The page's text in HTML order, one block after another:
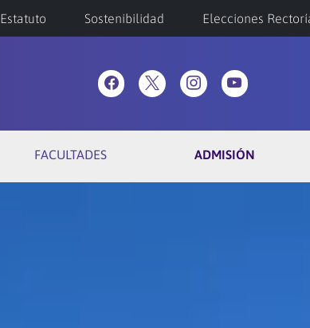
Estatuto Sostenibilidad Elecciones
FACULTADES ADMISIÓN